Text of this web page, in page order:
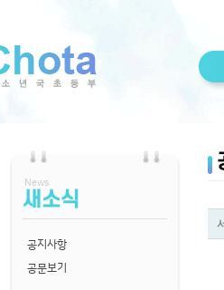
News
새소식
공지사항
공문보기